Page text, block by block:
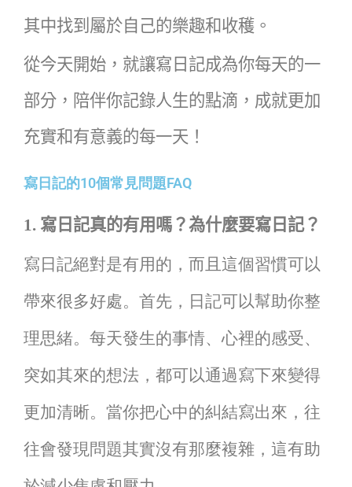
其中找到屬於自己的樂趣和收穫。
從今天開始，就讓寫日記成為你每天的一
部分，陪伴你記錄人生的點滴，成就更加
充實和有意義的每一天！
寫日記的10個常見問題FAQ
1. 寫日記真的有用嗎？為什麼要寫日記？
寫日記絕對是有用的，而且這個習慣可以
帶來很多好處。首先，日記可以幫助你整
理思緒。每天發生的事情、心裡的感受、
突如其來的想法，都可以通過寫下來變得
更加清晰。當你把心中的糾結寫出來，往
往會發現問題其實沒有那麼複雜，這有助